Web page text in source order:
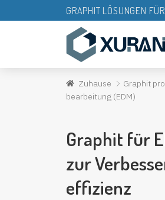
GRAPHIT LÖSUNGEN
Zuhause Graphit
bearbeitung (EDM)
Graphit für
zur
effizienz